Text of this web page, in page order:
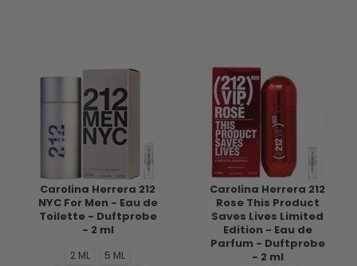
Carolina Herrera 212
NYC For Men - Eau de
Toilette - Duftprobe
- 2 ml
2 ML
5 ML
Carolina Herrera 212
Rose This Product
Saves Lives Limited
Edition - Eau de
Parfum - Duftprobe
- 2 ml